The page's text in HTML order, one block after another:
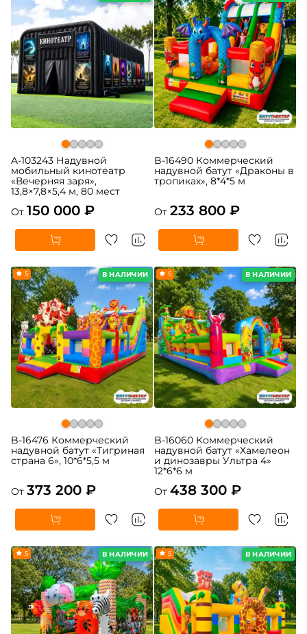
A-103243 Надувной
мобильный кинотеатр
«Вечерняя заря»,
13,8×7,8×5,4 м, 80 мест
От 150 000 ₽
B-16490 Коммерческий
надувной батут «Драконы в
тропиках», 8*4*5 м
От 233 800 ₽
В НАЛИЧИИ
5
B-16476 Коммерческий
надувной батут «Тигриная
страна 6», 10*6*5,5 м
От 373 200 ₽
В НАЛИЧИИ
5
B-16060 Коммерческий
надувной батут «Хамелеон
и динозавры Ультра 4»
12*6*6 м
От 438 300 ₽
В НАЛИЧИИ
5 В НАЛИЧИИ
5